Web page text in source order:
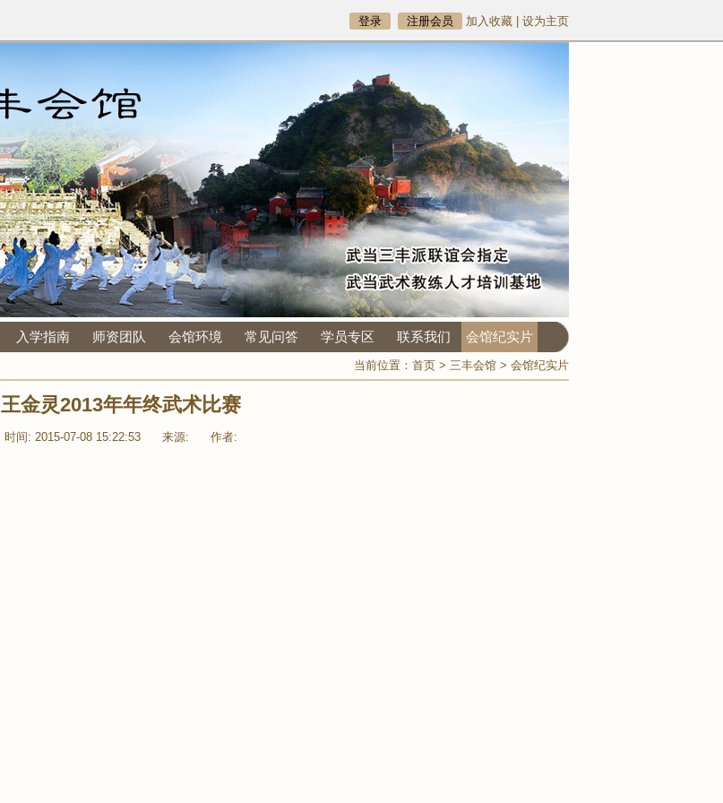
登录 注册会员 加入收藏 设为主页
入学指南 师资团队 会馆环境 常见问答 学员专区 联系我们 会馆纪实片
当前位置： 首页 > 三丰会馆 > 会馆纪实片
王金灵2013年年终武术比赛
时间: 2015-07-08 15:22:53 来源: 作者: